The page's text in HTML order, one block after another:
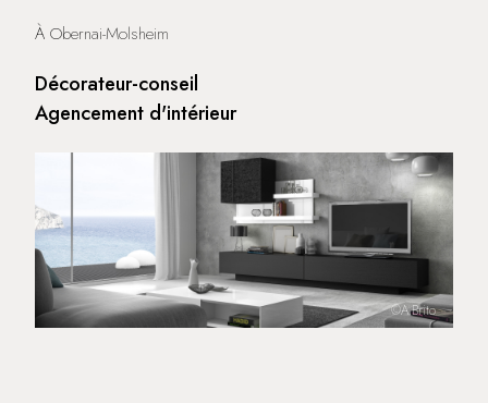
À Obernai-Molsheim
Décorateur-conseil
Agencement d'intérieur
©A.Brito